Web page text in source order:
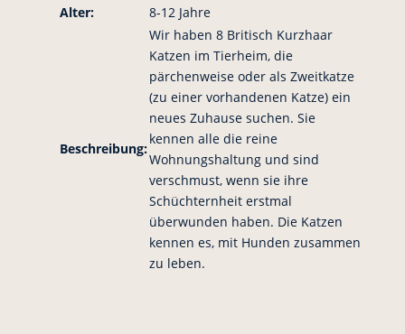
Alter:
8-12 Jahre
Beschreibung:
Wir haben 8 Britisch Kurzhaar
Katzen im Tierheim, die
pärchenweise oder als Zweitkatze
(zu einer vorhandenen Katze) ein
neues Zuhause suchen. Sie
kennen alle die reine
Wohnungshaltung und sind
verschmust, wenn sie ihre
Schüchternheit erstmal
überwunden haben. Die Katzen
kennen es, mit Hunden zusammen
zu leben.